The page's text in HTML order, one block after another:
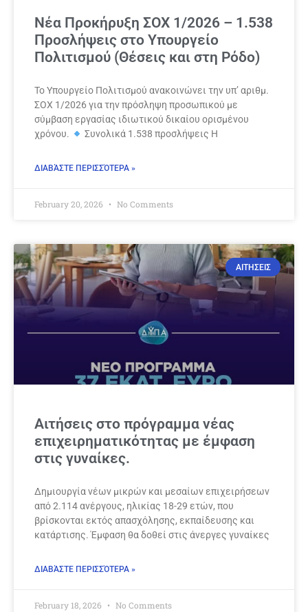
Νέα Προκήρυξη ΣΟΧ 1/2026 – 1.538
Προσλήψεις στο Υπουργείο
Πολιτισμού (Θέσεις και στη Ρόδο)
Το Υπουργείο Πολιτισμού ανακοινώνει την υπ’ αριθμ.
ΣΟΧ 1/2026 για την πρόσληψη προσωπικού με
σύμβαση εργασίας ιδιωτικού δικαίου ορισμένου
χρόνου.
Συνολικά 1.538 προσλήψεις Η
ΔΙΑΒΆΣΤΕ ΠΕΡΙΣΣΌΤΕΡΑ »
February 20, 2026 No Comments
ΑΙΤΗΣΕΙΣ
Αιτήσεις στο πρόγραμμα νέας
επιχειρηματικότητας με έμφαση
στις γυναίκες.
Δημιουργία νέων μικρών και μεσαίων επιχειρήσεων
από 2.114 ανέργους, ηλικίας 18-29 ετών, που
βρίσκονται εκτός απασχόλησης, εκπαίδευσης και
κατάρτισης. Έμφαση θα δοθεί στις άνεργες γυναίκες
ΔΙΑΒΆΣΤΕ ΠΕΡΙΣΣΌΤΕΡΑ »
February 18, 2026 No Comments